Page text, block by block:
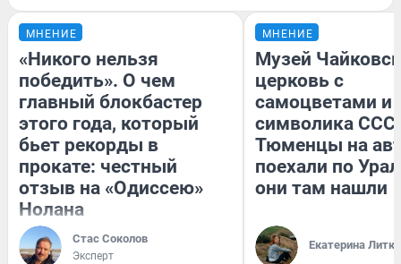
МНЕНИЕ
«Никого нельзя
победить». О чем
главный блокбастер
этого года, который
бьет рекорды в
прокате: честный
отзыв на «Одиссею»
Нолана
Стас Соколов
Эксперт
МНЕНИЕ
Музей
церковь с
самоцветами и
символика
Тюменцы на
поехали по
они там нашли
Екатерина